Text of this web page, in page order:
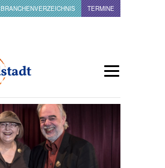
BRANCHENVERZEICHNIS TERMINE